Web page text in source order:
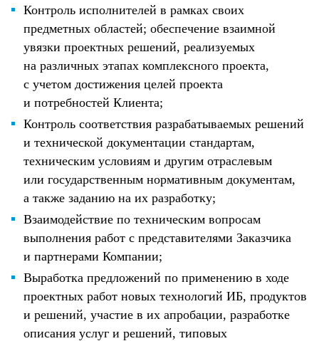
Контроль исполнителей в рамках своих
предметных областей; обеспечение взаимной
увязки проектных решений, реализуемых
на различных этапах комплексного проекта,
с учетом достижения целей проекта
и потребностей Клиента;
Контроль соответствия разрабатываемых решений
и технической документации стандартам,
техническим условиям и другим отраслевым
или государственным нормативным документам,
а также заданию на их разработку;
Взаимодействие по техническим вопросам
выполнения работ с представителями Заказчика
и партнерами Компании;
Выработка предложений по применению в ходе
проектных работ новых технологий ИБ, продуктов
и решений, участие в их апробации, разработке
описания услуг и решений, типовых